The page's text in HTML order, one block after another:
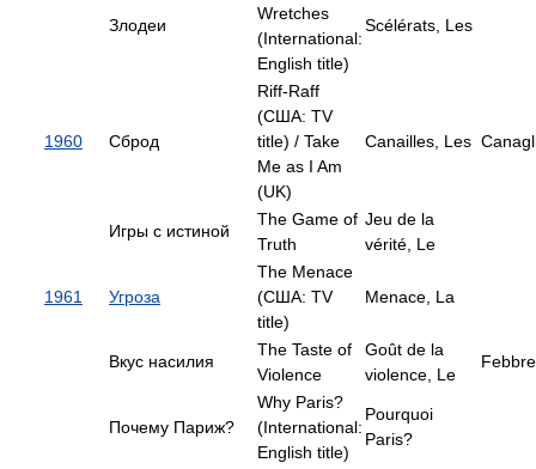
Злодеи
Wretches
(International:
English title)
Scélérats, Les
1960 Сброд
Riff-Raff
(США: TV
title) / Take
Me as I Am
(UK)
Canailles, Les
1961
Игры с истиной
The Game of
Truth
Jeu de la
vérité, Le
Угроза
The Menace
(США: TV
title)
Menace, La
Вкус насилия
The Taste of
Violence
Goût de la
violence, Le
Почему Париж?
Why Paris?
(International:
English title)
Pourquoi
Paris?